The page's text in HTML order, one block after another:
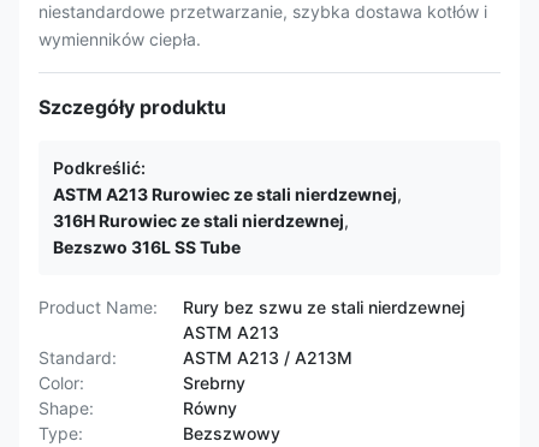
niestandardowe przetwarzanie, szybka dostawa kotłów i
wymienników ciepła.
Szczegóły produktu
Podkreślić:
ASTM A213 Rurowiec ze stali nierdzewnej,
316H Rurowiec ze stali nierdzewnej,
Bezszwo 316L SS Tube
Product Name:
Rury bez szwu ze stali nierdzewnej
ASTM A213
Standard:
ASTM A213 / A213M
Color:
Srebrny
Shape:
Równy
Type:
Bezszwowy